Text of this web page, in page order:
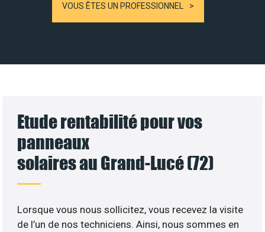
VOUS ÊTES UN PROFESSIONNEL
Etude rentabilité pour vos
panneaux
solaires au Grand-Lucé (72)
Lorsque vous nous sollicitez, vous recevez la visite
de l’un de nos techniciens. Ainsi, nous sommes en